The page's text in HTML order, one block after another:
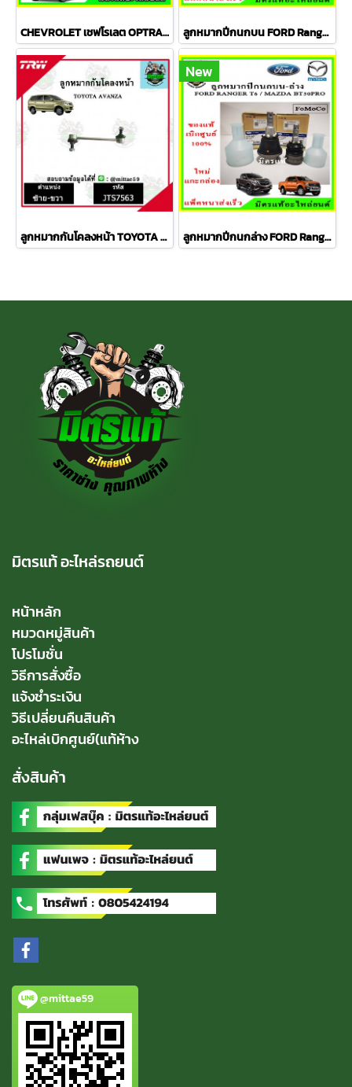
CHEVROLET เชฟโรเลต OPTRA ปี 03-08 ชุดช่วงล่าง TRW ลูกหมากปีกนกบน FORD Ranger T6 / MAZDA BT50 PRO 2WD , 4WD
ลูกหมากกันโคลงหน้า TOYOTA AVANZA อเวนซ่า ปี 04-11ชุดช่วงล่าง TRW ราคาต่อคู่
New
ลูกหมากปีกนกล่าง FORD Ranger T6 / MAZDA BT50 PRO 2WD , 4WD
มิตรแท้ อะไหล่รถยนต์
หน้าหลัก
หมวดหมู่สินค้า
โปรโมชั่น
วิธีการสั่งซื้อ
แจ้งชำระเงิน
วิธีเปลี่ยนคืนสินค้า
อะไหล่เบิกศูนย์(แท้ห้าง
สั่งสินค้า
@mittae59